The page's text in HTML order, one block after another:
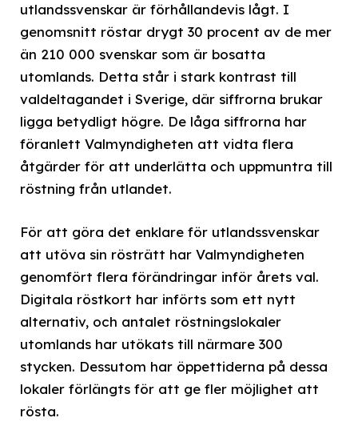
utlandssvenskar är förhållandevis lågt. I
genomsnitt röstar drygt 30 procent av de mer
än 210 000 svenskar som är bosatta
utomlands. Detta står i stark kontrast till
valdeltagandet i Sverige, där siffrorna brukar
ligga betydligt högre. De låga siffrorna har
föranlett Valmyndigheten att vidta flera
åtgärder för att underlätta och uppmuntra till
röstning från utlandet.
För att göra det enklare för utlandssvenskar
att utöva sin rösträtt har Valmyndigheten
genomfört flera förändringar inför årets val.
Digitala röstkort har införts som ett nytt
alternativ, och antalet röstningslokaler
utomlands har utökats till närmare 300
stycken. Dessutom har öppettiderna på dessa
lokaler förlängts för att ge fler möjlighet att
rösta.